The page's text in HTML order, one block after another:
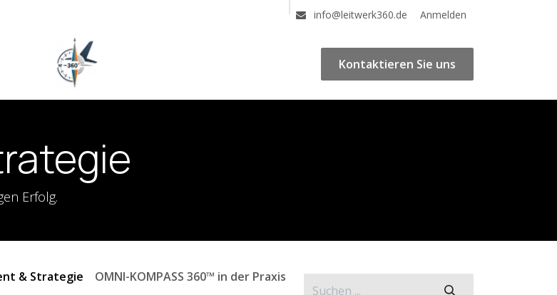
Blogs E-Learning-Kurse Impressum
info@leitwerk360.de Anmelden
Kontaktieren Sie uns
Erfolg.
& Strategie
OMNI-KOMPASS 360™ in der Praxis